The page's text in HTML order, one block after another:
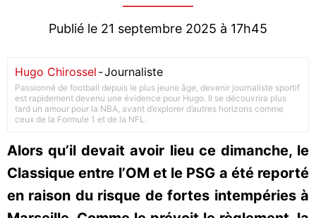
Publié le 21 septembre 2025 à 17h45
Hugo Chirossel -Journaliste
Passionné de football depuis le plus jeune âge, devenir journaliste sportif
est rapidement devenu une évidence pour Hugo. Il se découvrira plus
tard un amour pour la NBA, avant d’explorer d’autres horizons comme
ceux de la Formule 1 et de la NFL.
Alors qu’il devait avoir lieu ce dimanche, le
Classique entre l’OM et le PSG a été reporté
en raison du risque de fortes intempéries à